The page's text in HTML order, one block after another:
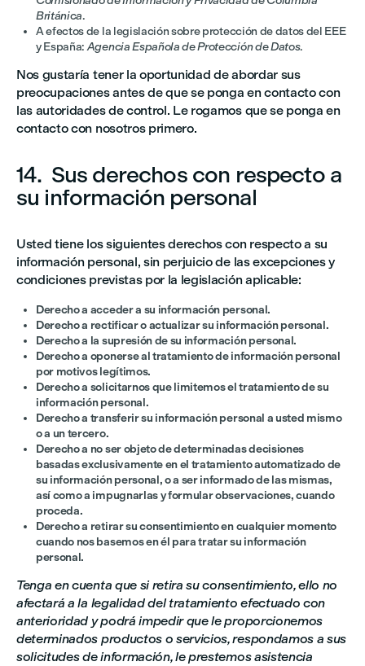
Británica.
A efectos de la legislación sobre protección de datos del EEE
y España:Agencia Española de Protección de Datos.
Nos gustaría tener la oportunidad de abordar sus
preocupaciones antes de que se ponga en contacto con
las autoridades de control. Le rogamos que se ponga en
contacto con nosotros primero.
14. Sus derechos con respecto a
su información personal
Usted tiene los siguientes derechos con respecto a su
información personal, sin perjuicio de las excepciones y
condiciones previstas por la legislación aplicable:
Derecho a acceder a su información personal.
Derecho a rectificar o actualizar su información personal.
Derecho a la supresión de su información personal.
Derecho a oponerse al tratamiento de información personal
por motivos legítimos.
Derecho a solicitarnos que limitemos el tratamiento de su
información personal.
Derecho a transferir su información personal a usted mismo
o a un tercero.
Derecho a no ser objeto de determinadas decisiones
basadas exclusivamente en el tratamiento automatizado de
su información personal, o a ser informado de las mismas,
así como a impugnarlas y formular observaciones, cuando
proceda.
Derecho a retirar su consentimiento en cualquier momento
cuando nos basemos en él para tratar su información
personal.
Tenga en cuenta que si retira su consentimiento, ello no
afectará a la legalidad del tratamiento efectuado con
anterioridad y podrá impedir que le proporcionemos
determinados productos o servicios, respondamos a sus
solicitudes de información, le prestemos asistencia